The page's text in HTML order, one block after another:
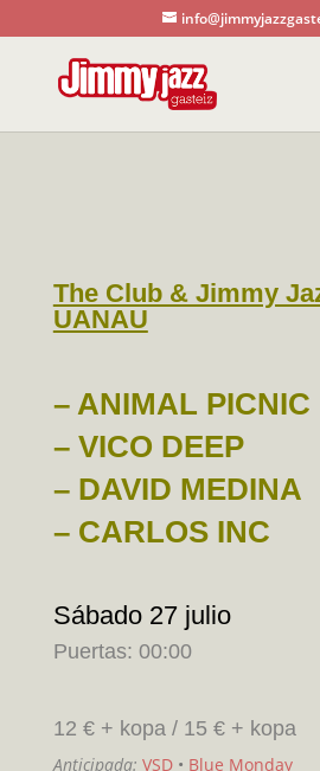
The Club & Jimmy
UANAU
– ANIMAL PICNIC
–VICO DEEP
– DAVID MEDINA
– CARLOS INC
Sábado 27 julio
Puertas: 00:00
12 € + kopa / 15 € + kopa
Anticipada: VSD• Blue Monday